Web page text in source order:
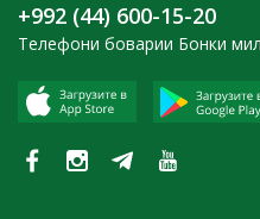
+992 (44) 600-15-20
Телефони боварии Бонки